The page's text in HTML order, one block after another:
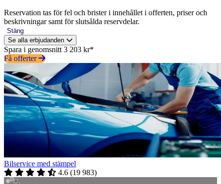
Reservation tas för fel och brister i innehållet i offerten, priser och
beskrivningar samt för slutsålda reservdelar.
Stäng
Se alla erbjudanden
Spara i genomsnitt 3 203 kr*
Få offerter
Bilservice med stämpel
4.6 (19 983)